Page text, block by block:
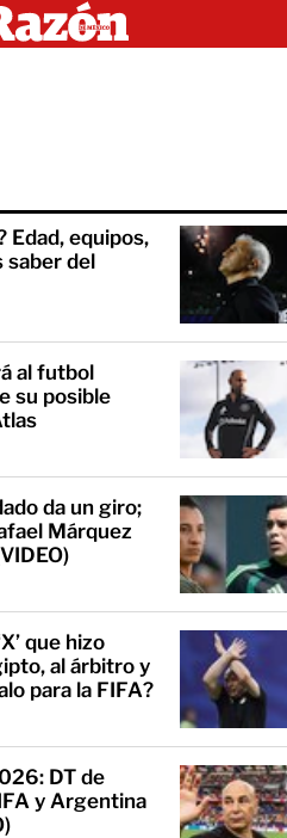
Edad, equipos,
saber del
al futbol
su posible
da un giro;
Márquez
que hizo
al árbitro y
para la FIFA?
DT de
y Argentina